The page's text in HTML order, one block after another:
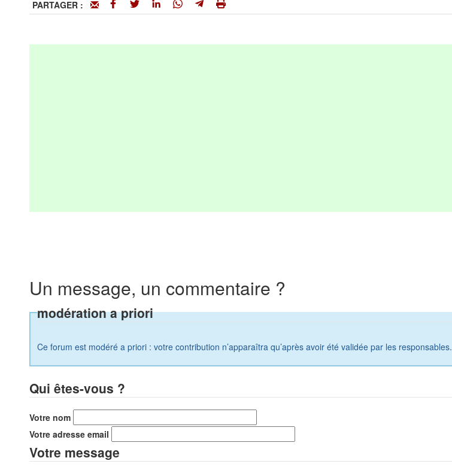
PARTAGER :
Un message, un commentaire ?
modération a priori
Ce forum est modéré a priori : votre contribution n’apparaîtra qu’après avoir été validée par les responsables.
Qui êtes-vous ?
Votre nom
Votre adresse email
Votre message